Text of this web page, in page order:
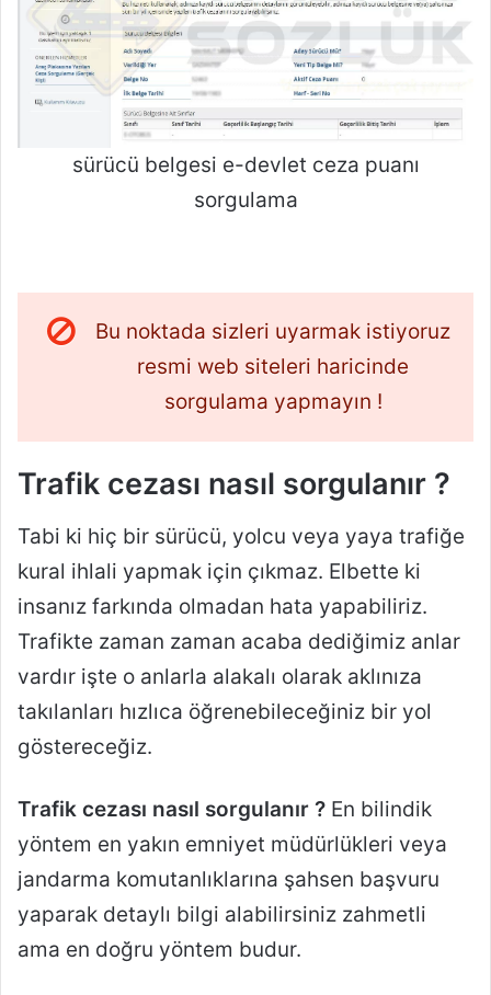
sürücü belgesi e-devlet ceza puanı
sorgulama
Bu noktada sizleri uyarmak istiyoruz
resmi web siteleri haricinde
sorgulama yapmayın !
Trafik cezası nasıl sorgulanır ?
Tabi ki hiç bir sürücü, yolcu veya yaya trafiğe
kural ihlali yapmak için çıkmaz. Elbette ki
insanız farkında olmadan hata yapabiliriz.
Trafikte zaman zaman acaba dediğimiz anlar
vardır işte o anlarla alakalı olarak aklınıza
takılanları hızlıca öğrenebileceğiniz bir yol
göstereceğiz.
Trafik cezası nasıl sorgulanır ? En bilindik
yöntem en yakın emniyet müdürlükleri veya
jandarma komutanlıklarına şahsen başvuru
yaparak detaylı bilgi alabilirsiniz zahmetli
ama en doğru yöntem budur.